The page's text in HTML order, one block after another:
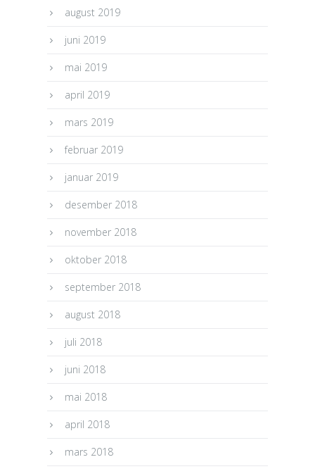
august 2019
juni 2019
mai 2019
april 2019
mars 2019
februar 2019
januar 2019
desember 2018
november 2018
oktober 2018
september 2018
august 2018
juli 2018
juni 2018
mai 2018
april 2018
mars 2018